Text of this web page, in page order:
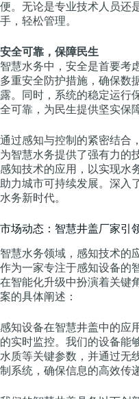
便。无论是专业技术人员还
手，轻松管理。
安全可靠，保障民生
智慧水务中，安全是首要考
多重安全防护措施，确保数
露。同时，系统的稳定运行
全可靠，为民生提供坚实保障
通过感知与控制的紧密结合
为智慧水务提供了强有力的
感知技术的应用，以实现水
助力城市可持续发展。深入
水务新时代。
市场动态：智慧井盖厂家引
智慧水务领域，感知技术的
作为一家专注于感知设备的
在智能化升级中扮演着关键
案的具体阐述：
感知设备在智慧井盖中的应
的实时监控。我们的设备能
水质等关键参数，并通过无
制系统，确保信息的高效传递